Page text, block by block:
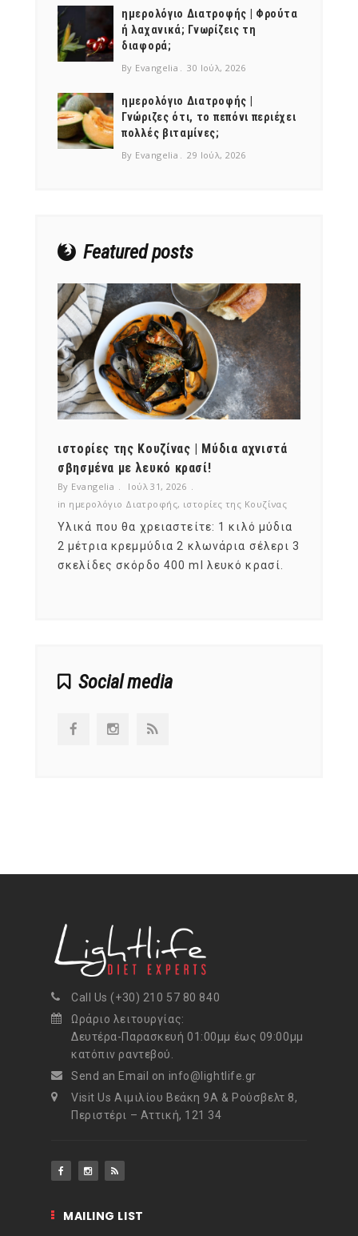
ημερολόγιο Διατροφής | Φρούτα
ή λαχανικά; Γνωρίζεις τη
διαφορά;
By Evangelia 30 Ιούλ, 2026
ημερολόγιο Διατροφής |
Γνώριζες ότι, το πεπόνι περιέχει
πολλές βιταμίνες;
By Evangelia 29 Ιούλ, 2026
Featured posts
ιστορίες της Κουζίνας | Μύδια αχνιστά
σβησμένα με λευκό κρασί!
By Evangelia
Ιούλ 31, 2026
in ημερολόγιο Διατροφής, ιστορίες της Κουζίνας
Υλικά που θα χρειαστείτε: 1 κιλό μύδια
2 μέτρια κρεμμύδια 2 κλωνάρια σέλερι 3
σκελίδες σκόρδο 400 ml λευκό κρασί.
Social media
Call Us (+30) 210 57 80 840
Ωράριο λειτουργίας:
Δευτέρα-Παρασκευή 01:00μμ έως 09:00μμ
κατόπιν ραντεβού.
Send an Email on info@lightlife.gr
Visit Us Αιμιλίου Βεάκη 9Α & Ρούσβελτ 8,
Περιστέρι – Αττική, 121 34
MAILING LIST
NEWSLETTER
Get ti
mel
y updates
fro
m
your favorite